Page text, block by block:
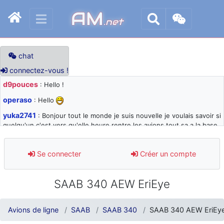
AM.net
chat
connectez-vous !
d9pouces : Hello !
operaso : Hello
yuka2741 : Bonjour tout le monde je suis nouvelle je voulais savoir si
quelqu'un c'est vers qu'elle heure rentre les avions tout sa a la base
d9pouces: désolé pour les quelques blocages du site ces derniers
jours : je teste des méthodes contre le spam et les bots trop nocifs
: Super, la nouvelle bannière
d9pouces
: je suis un avion@,._,+ > lesquels ? je ne suis pas sûr de
comprendre
Se connecter Créer un compte
SAAB 340 AEW EriEye
Avions de ligne SAAB SAAB 340 SAAB 340 AEW